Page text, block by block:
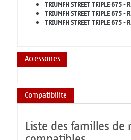
TRIUMPH STREET TRIPLE 675 -
TRIUMPH STREET TRIPLE 675 -
TRIUMPH STREET TRIPLE 675 -
Accessoires
Compatibilité
Liste des familles de